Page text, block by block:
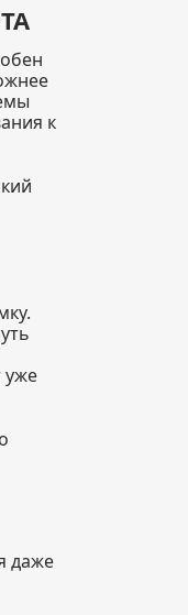
к
уже
даже